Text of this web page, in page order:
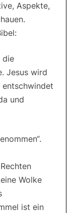
Aspekte,
die
Jesus wird
entschwindet
und
Wolke
ist ein